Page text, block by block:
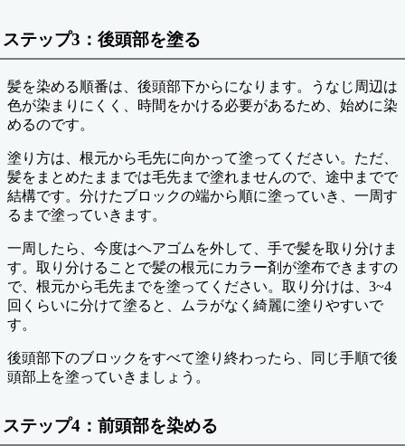
ステップ3：後頭部を塗る
髪を染める順番は、後頭部下からになります。うなじ周辺は
色が染まりにくく、時間をかける必要があるため、始めに染
めるのです。
塗り方は、根元から毛先に向かって塗ってください。ただ、
髪をまとめたままでは毛先まで塗れませんので、途中までで
結構です。分けたブロックの端から順に塗っていき、一周す
るまで塗っていきます。
一周したら、今度はヘアゴムを外して、手で髪を取り分けま
す。取り分けることで髪の根元にカラー剤が塗布できますの
で、根元から毛先までを塗ってください。取り分けは、3~4
回くらいに分けて塗ると、ムラがなく綺麗に塗りやすいで
す。
後頭部下のブロックをすべて塗り終わったら、同じ手順で後
頭部上を塗っていきましょう。
ステップ4：前頭部を染める